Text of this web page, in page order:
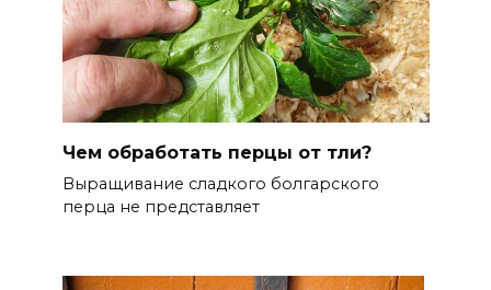
Чем обработать перцы от тли?
Выращивание сладкого болгарского
перца не представляет